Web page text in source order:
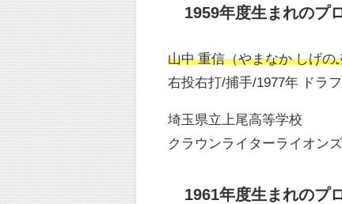
1959年度生まれのプ
山中 重信（やまなか しげの
右投右打/捕手/1977年 ドラ
埼玉県立上尾高等学校
クラウンライターライオン
1961年度生まれのプ